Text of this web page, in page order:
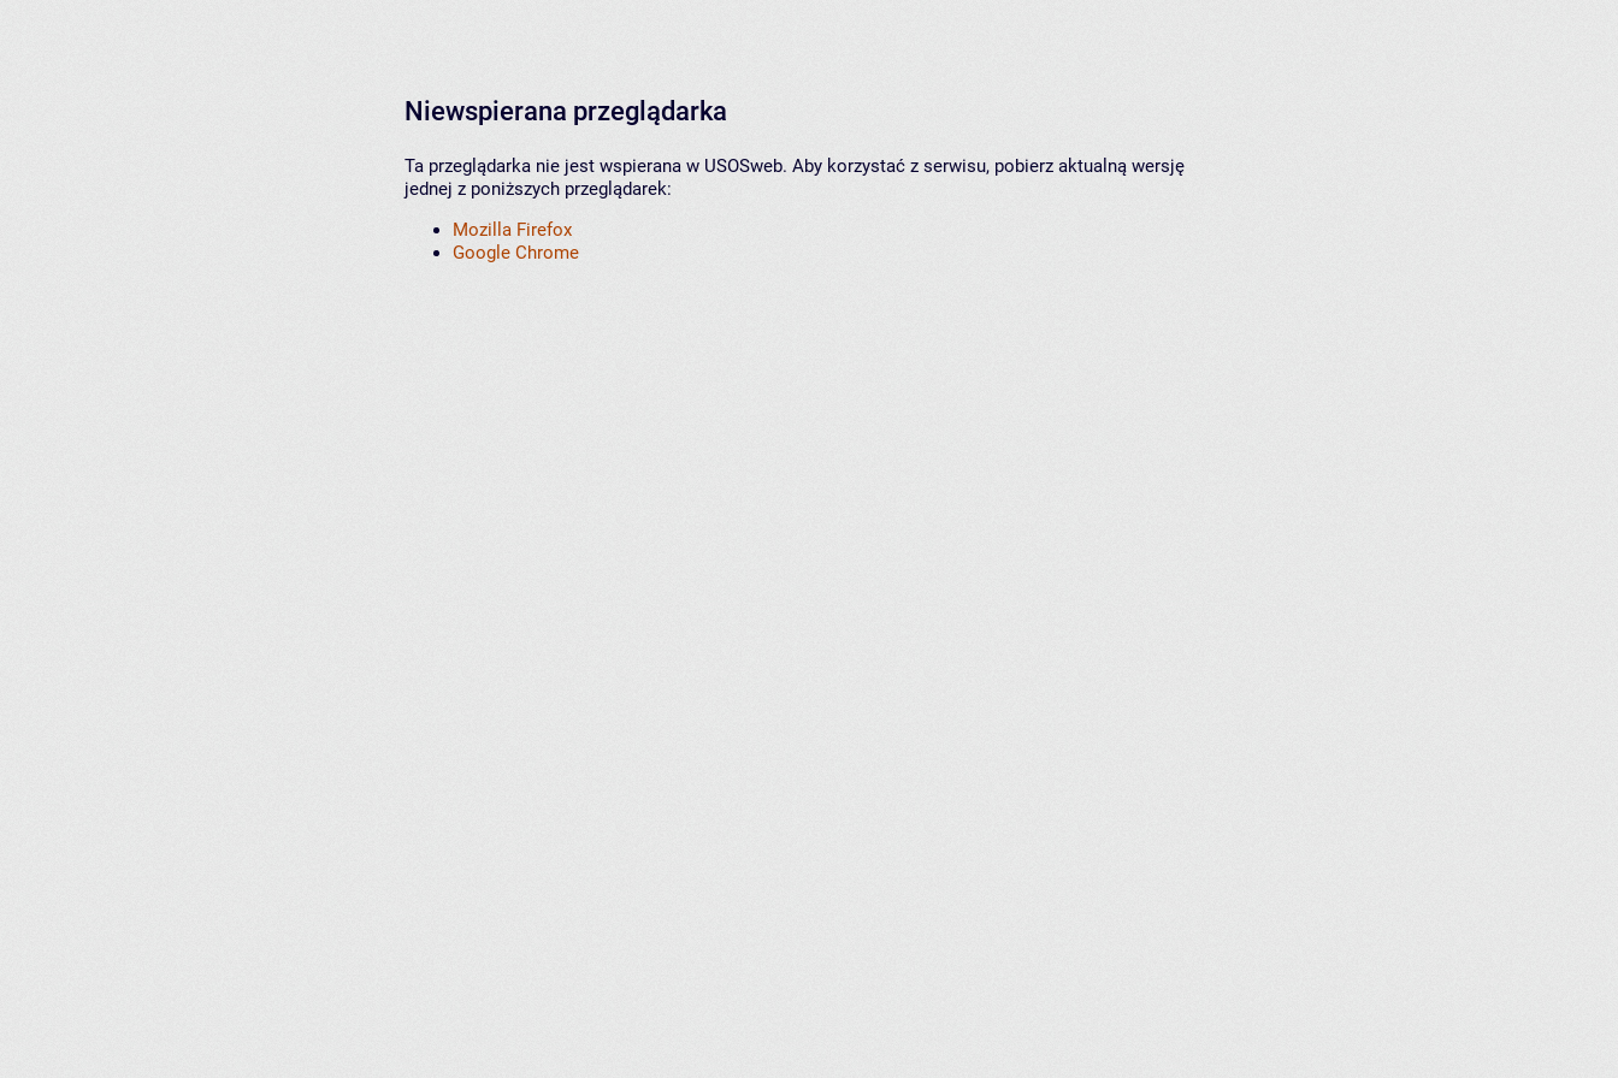
Niewspierana przeglądarka
Ta przeglądarka nie jest wspierana w USOSweb. Aby korzystać z serwisu, pobierz aktualną wersję
jednej z poniższych przeglądarek:
Mozilla Firefox
Google Chrome